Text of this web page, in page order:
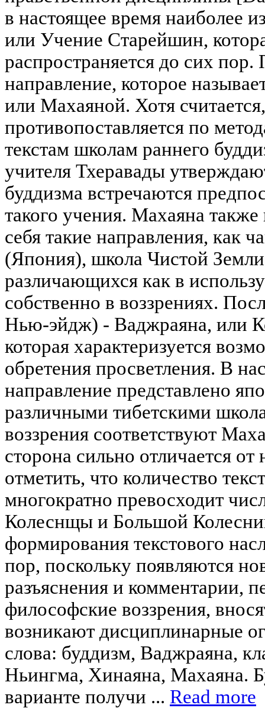
в настоящее время наиболее
или Учение Старейшин,
распространяется до сих
направление, которое
или Махаяной. Хотя
противопоставляется по
текстам школам раннего
учителя Тхеравады
буддизма встречаются
такого учения. Махаяна
себя такие направления, как
(Япония), школа Чистой
различающихся как в
собственно в воззрениях.
Нью-эйдж) - Ваджраяна, или
которая характеризуется
обретения просветления. В
направление представлено
различными тибетскими
воззрения соответствуют
сторона сильно отличается от
отметить, что количество
многократно превосходит
Колеснщы и Большой
формирования текстового
пор, поскольку появляются
разъяснения и комментарии,
философские воззрения,
возникают дисциплинарные
слова: буддизм, Ваджраяна,
Ньингма, Хинаяна, Махаяна.
варианте получи ... Read more